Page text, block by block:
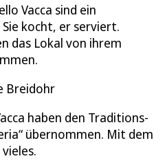
Vacca sind ein
kocht, er serviert.
das Lokal von ihrem
Breidohr
haben den Traditions-
übernommen. Mit dem